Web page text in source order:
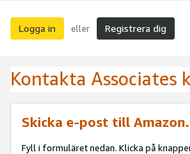
Logga in eller Registrera dig
Kontakta Associates
Skicka e-post till
Fyll i formuläret nedan. Klicka på